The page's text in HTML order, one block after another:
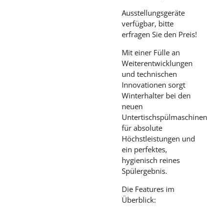
Ausstellungsgeräte
verfügbar, bitte
erfragen Sie den Preis!
Mit einer Fülle an
Weiterentwicklungen
und technischen
Innovationen sorgt
Winterhalter bei den
neuen
Untertischspülmaschinen
für absolute
Höchstleistungen und
ein perfektes,
hygienisch reines
Spülergebnis.
Die Features im
Überblick: